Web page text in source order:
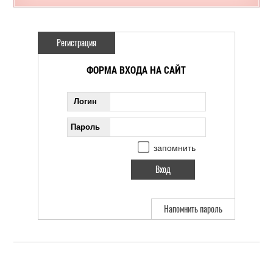
Регистрация
ФОРМА ВХОДА НА САЙТ
Логин
Пароль
запомнить
Напомнить пароль